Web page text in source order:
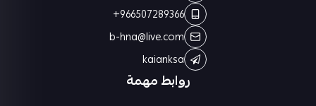
روابط مهمة
+966507289366
b-hna@live.com
kaianksa